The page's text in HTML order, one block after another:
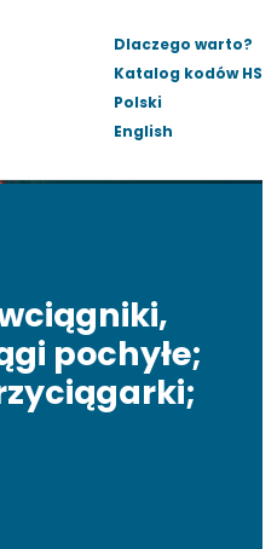
Dlaczego warto?
Katalog kodów HS
Polski
English
pochyłe;